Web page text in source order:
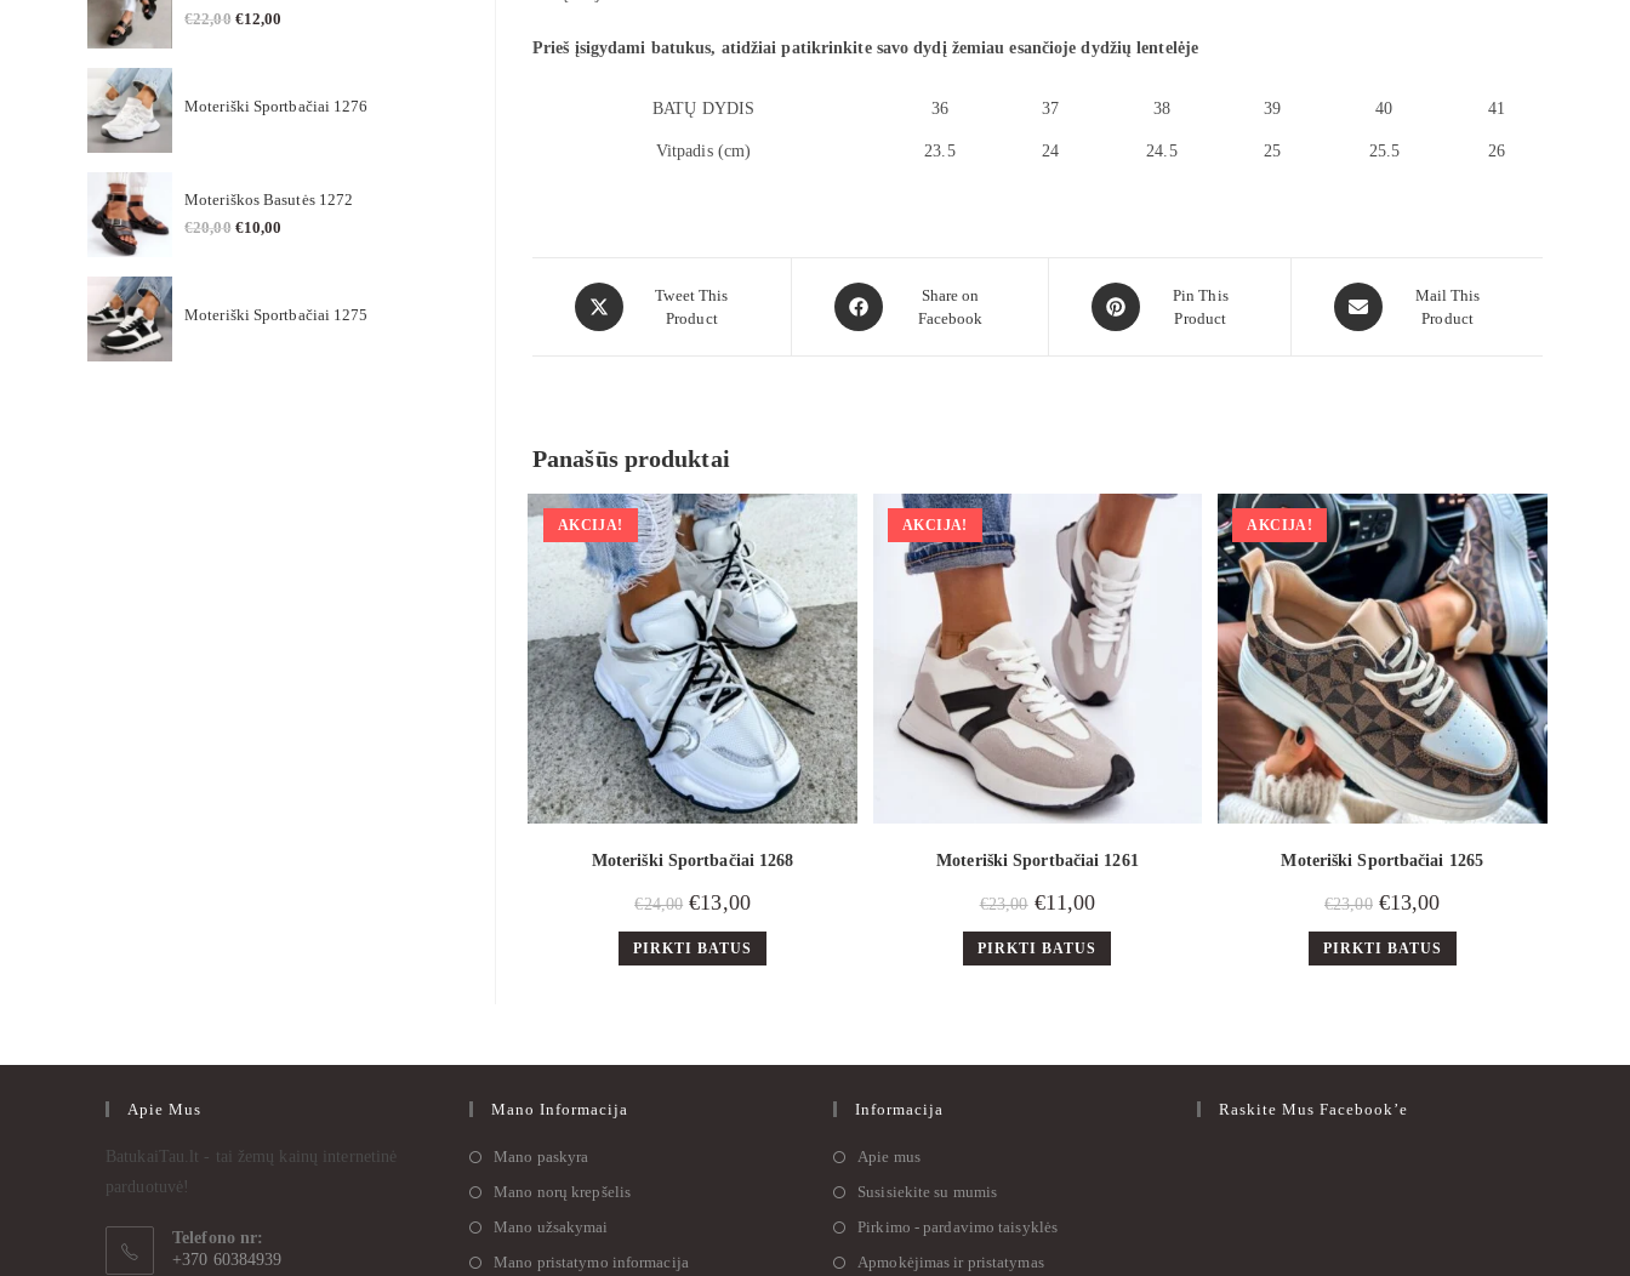
Prieš įsigydami batukus, atidžiai patikrinkite savo dydį žemiau esančioje dydžių lentelėje
BATŲ DYDIS 36 37 38 39 40 41
Vitpadis (cm) 23.5 24 24.5 25 25.5 26
Tweet This
Product
Share on
Facebook
Pin This
Product
Mail This
Product
Panašūs produktai
AKCIJA!
Moteriški Sportbačiai 1268
€24,00 €13,00
PIRKTI BATUS
AKCIJA!
Moteriški Sportbačiai 1261
€23,00 €11,00
PIRKTI BATUS
AKCIJA!
Moteriški Sportbačiai 1265
€23,00 €13,00
PIRKTI BATUS
€22,00 €12,00
Moteriški Sportbačiai 1276
Moteriškos Basutės 1272
€20,00 €10,00
Moteriški Sportbačiai 1275
Apie Mus
BatukaiTau.lt - tai žemų kainų internetinė
parduotuvė!
Telefono nr:
+370 60384939
Mano Informacija
Mano paskyra
Mano norų krepšelis
Mano užsakymai
Mano pristatymo informacija
Informacija
Apie mus
Susisiekite su mumis
Pirkimo - pardavimo taisyklės
Apmokėjimas ir pristatymas
Raskite Mus Facebook’e